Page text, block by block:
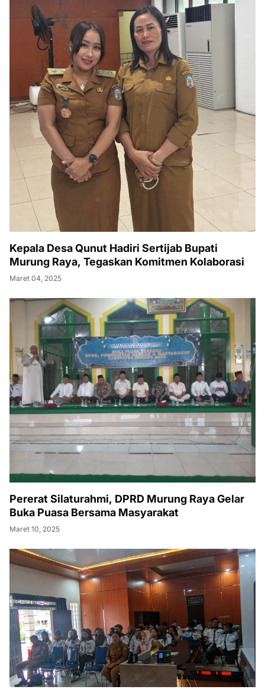
Kepala Desa Qunut Hadiri Sertijab Bupati
Murung Raya, Tegaskan Komitmen Kolaborasi
Maret 04, 2025
Pererat Silaturahmi, DPRD Murung Raya Gelar
Buka Puasa Bersama Masyarakat
Maret 10, 2025